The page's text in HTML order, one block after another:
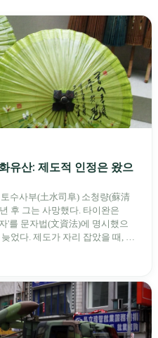
유산: 제도적 인정은 왔으
수사부(土水司阜) 소청량(蘇清
후 그는 사망했다. 타이완은
'를 문자법(文資法)에 명시했으
었다. 제도가 자리 잡았을 때, 제
과정에서 붕괴되었다. 600여 명